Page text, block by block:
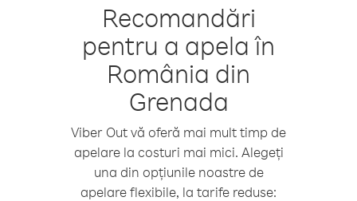
Recomandări
pentru a apela în
România din
Grenada
Viber Out vă oferă mai mult timp de
apelare la costuri mai mici. Alegeți
una din opțiunile noastre de
apelare flexibile, la tarife reduse: